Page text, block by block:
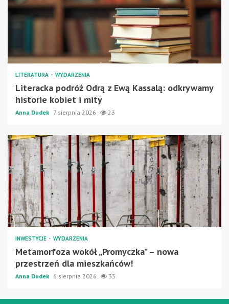
LITERATURA WYDARZENIA
Literacka podróż Odrą z Ewą Kassalą: odkrywamy
historie kobiet i mity
Anna Dudek 7 sierpnia 2026 23
INWESTYCJE WYDARZENIA
Metamorfoza wokół „Promyczka” – nowa
przestrzeń dla mieszkańców!
Anna Dudek 6 sierpnia 2026 33